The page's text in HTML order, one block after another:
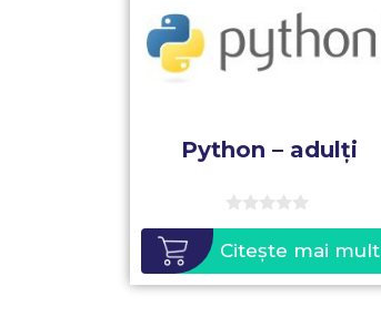
Python – adulți
0
o
u
t
o
Citește mai mult